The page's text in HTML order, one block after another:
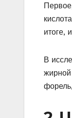
итоге,
В
жирной